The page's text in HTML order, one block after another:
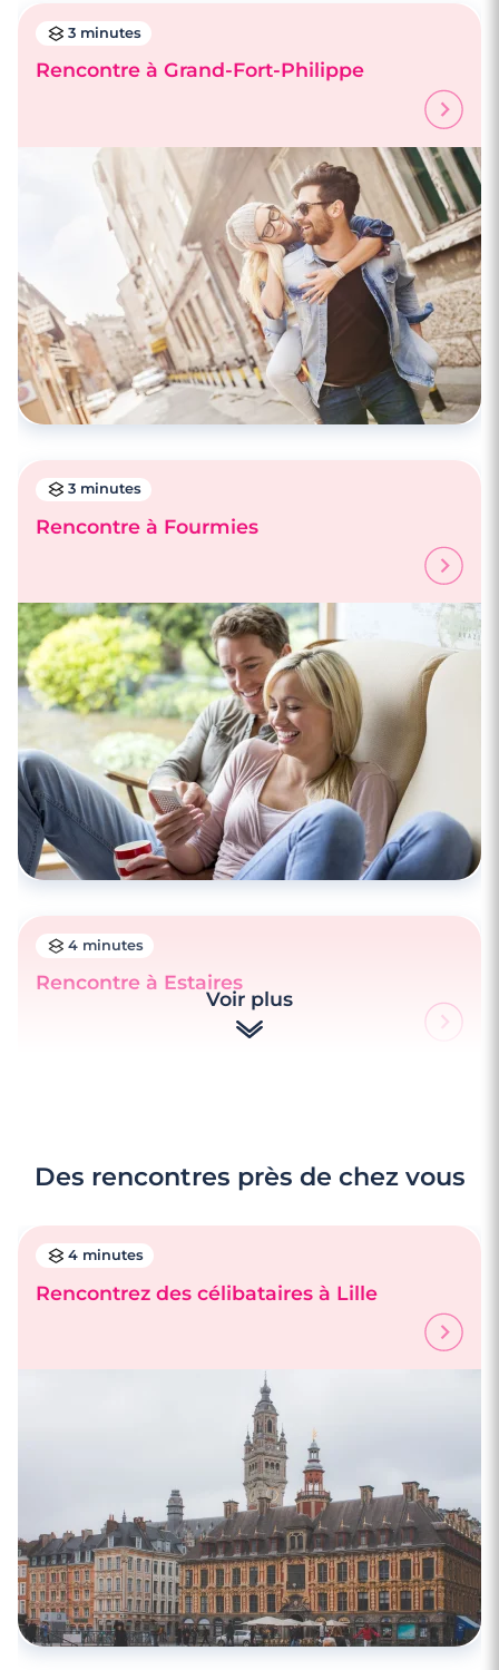
3 minutes
Rencontre à Grand-Fort-Philippe
3 minutes
Rencontre à Fourmies
4 minutes
Rencontre à Estaires
Voir plus
Des rencontres près de chez vous
4 minutes
Rencontrez des célibataires à Lille